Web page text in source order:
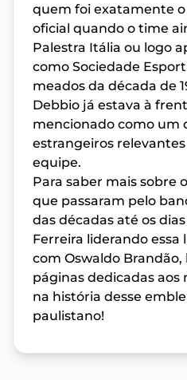
quem foi exatamente
oficial quando o time
Palestra Itália ou logo
como Sociedade
meados da década de
Debbio já estava à
mencionado como um
estrangeiros
equipe.
Para saber mais sobre
que passaram pelo
das décadas até os
Ferreira liderando
com Oswaldo Brandão,
páginas dedicadas
na história desse
paulistano!